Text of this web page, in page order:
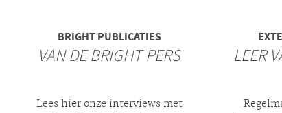
BRIGHTPUBLICATIES
VAN DE BRIGHT PERS
Lees hier onze interviews met
LEER